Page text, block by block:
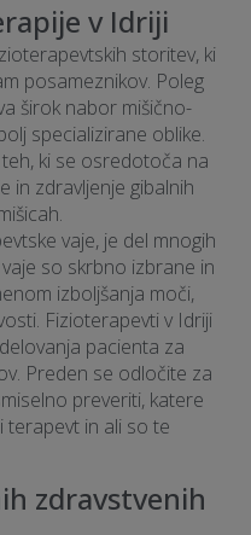
v Idriji
storitev, ki
posameznikov. Poleg
širok nabor mišično-
specializirane oblike.
ki se osredotoča na
in zdravljenje gibalnih
vaje, je del mnogih
so skrbno izbrane in
izboljšanja moči,
Fizioterapevti v Idriji
pacienta za
Preden se odločite za
preveriti, katere
terapevt in ali so te
zdravstvenih